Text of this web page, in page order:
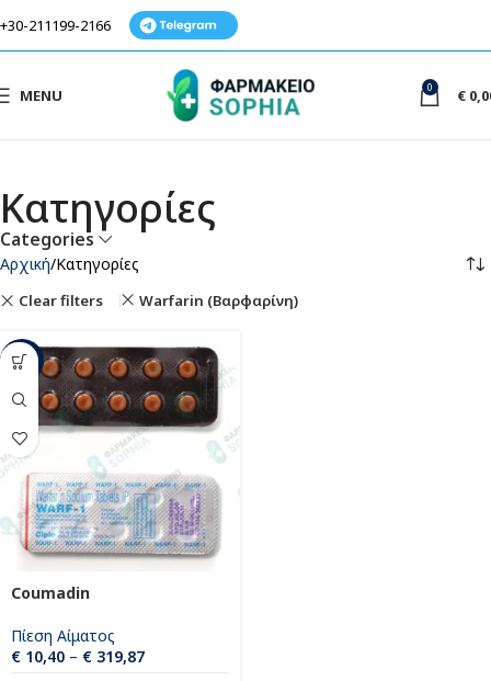
+30-211199-2166
MENU 0 €
Κατηγορίες
Categories
Αρχική Κατηγορίες
Clear filters Warfarin (Βαρφαρίνη)
-68%
Coumadin
Πίεση Αίματος
€ 10,40 – € 319,87